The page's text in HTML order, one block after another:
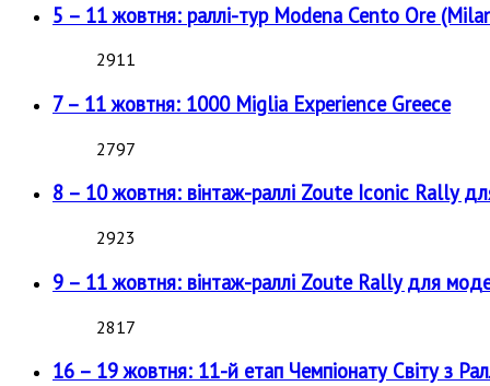
5 – 11 жовтня: раллі-тур Modena Cento Ore
2911
7 – 11 жовтня: 1000 Miglia Experience Greece
2797
8 – 10 жовтня: вінтаж-раллі Zoute Iconic Rally
2923
9 – 11 жовтня: вінтаж-раллі Zoute Rally для
2817
16 – 19 жовтня: 11-й етап Чемпіонату Світу з